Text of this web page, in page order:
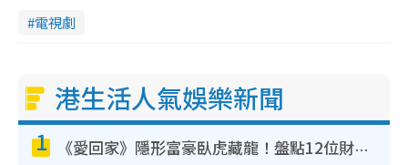
電視劇
港生活人氣娛樂新聞
1 《愛回家》隱形富豪臥虎藏龍！盤點12位財氣逼人的有錢藝人：呢位靚女3億身家唔憂做